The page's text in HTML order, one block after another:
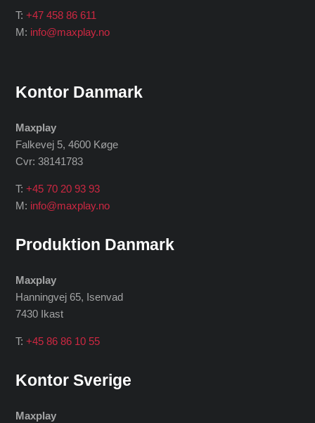
T:+47 458 86 611
M: info@maxplay.no
Kontor Danmark
Maxplay
Falkevej 5, 4600 Køge
Cvr: 38141783
T:+45 70 20 93 93
M: info@maxplay.no
Produktion Danmark
Maxplay
Hanningvej 65, Isenvad
7430 Ikast
T:+45 86 86 10 55
Kontor Sverige
Maxplay